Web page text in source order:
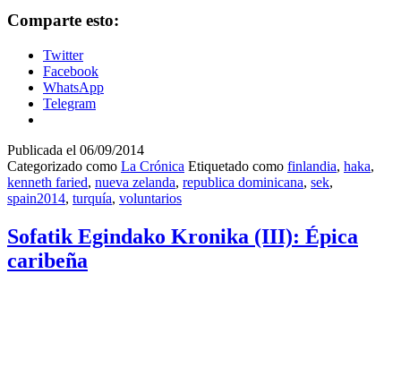
Comparte esto:
Twitter
Facebook
WhatsApp
Telegram
Publicada el 06/09/2014
Categorizado como La Crónica Etiquetado como finlandia, haka,
kenneth faried, nueva zelanda, republica dominicana, sek,
spain2014, turquía, voluntarios
Sofatik Egindako Kronika (III): Épica
caribeña